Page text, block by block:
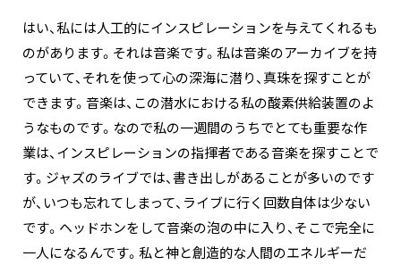
はい、私には人工的にインスピレーションを与えてくれるも
のがあります。それは音楽です。私は音楽のアーカイブを持
っていて、それを使って心の深海に潜り、真珠を探すことが
できます。音楽は、この潜水における私の酸素供給装置のよ
うなものです。なので私の一週間のうちでとても重要な作
業は、インスピレーションの指揮者である音楽を探すことで
す。ジャズのライブでは、書き出しがあることが多いのです
が、いつも忘れてしまって、ライブに行く回数自体は少ない
です。ヘッドホンをして音楽の泡の中に入り、そこで完全に
一人になるんです。私と神と創造的な人間のエネルギーだ